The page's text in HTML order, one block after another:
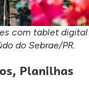
com tablet digital
do Sebrae/PR.
Planilhas